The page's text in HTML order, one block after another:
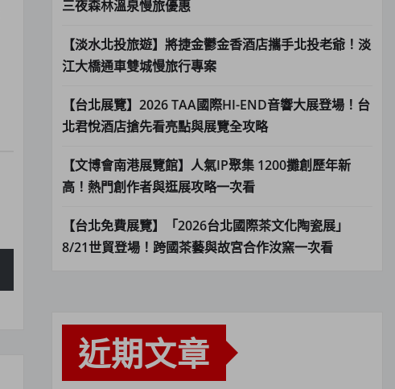
三夜森林溫泉慢旅優惠
【淡水北投旅遊】將捷金鬱金香酒店攜手北投老爺！淡
江大橋通車雙城慢旅行專案
【台北展覽】2026 TAA國際HI-END音響大展登場！台
北君悅酒店搶先看亮點與展覽全攻略
【文博會南港展覽館】人氣IP聚集 1200攤創歷年新
高！熱門創作者與逛展攻略一次看
【台北免費展覽】「2026台北國際茶文化陶瓷展」
8/21世貿登場！跨國茶藝與故宮合作汝窯一次看
近期文章